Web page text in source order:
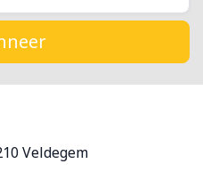
Veldegem